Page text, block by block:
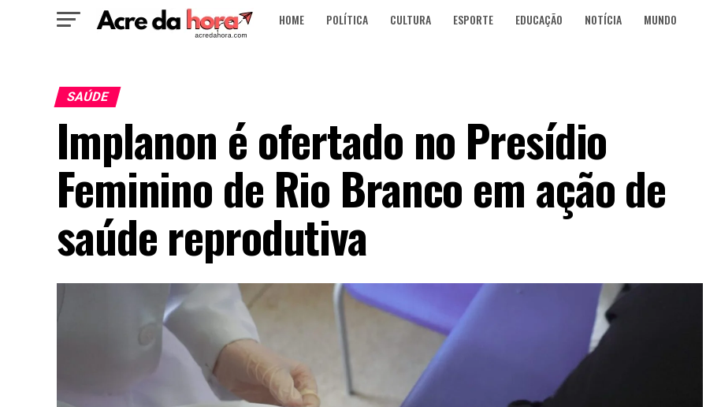
HOME POLÍTICA CULTURA ESPORTE EDUCAÇÃO NOTÍCIA MUNDO
SAÚDE
Implanon é ofertado no Presídio
Feminino de Rio Branco em ação de
saúde reprodutiva